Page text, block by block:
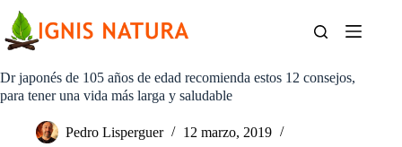
contenido
Dr japonés de 105 años de edad recomienda estos 12 consejos,
para tener una vida más larga y saludable
Pedro Lisperguer
12 marzo, 2019